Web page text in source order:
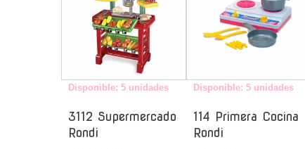
Disponible: 5 unidades
3112 Supermercado
Rondi
Disponible: 5 unidades
114 Primera Cocina
Rondi